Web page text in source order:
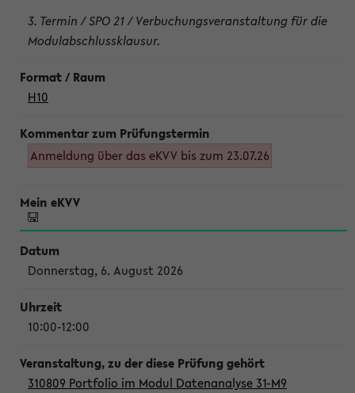
3. Termin / SPO 21 / Verbuchungsveranstaltung für die
Modulabschlussklausur.
H10
Anmeldung über das eKVV bis zum 23.07.26
Donnerstag, 6. August 2026
10:00-12:00
310809 Portfolio im Modul Datenanalyse 31-M9